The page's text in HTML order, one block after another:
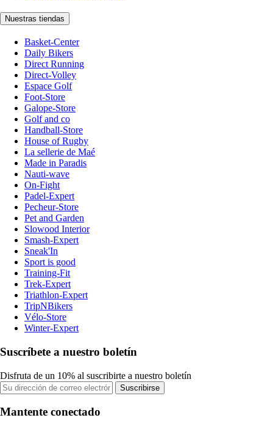
Nuestras tiendas
Basket-Center
Daily Bikers
Direct Running
Direct-Volley
Espace Golf
Foot-Store
Galope-Store
Golf and co
Handball-Store
House of Rugby
La sellerie de Maé
Made in Paradis
Nauti-wave
On-Fight
Padel-Expert
Pecheur-Store
Pet and Garden
Slowood Interior
Smash-Expert
Sneak'In
Sport is good
Training-Fit
Trek-Expert
Triathlon-Expert
TripNBikers
Vélo-Store
Winter-Expert
Suscríbete a nuestro boletín
Disfruta de un 10% al suscribirte a nuestro boletín
Suscribirse
Mantente conectado